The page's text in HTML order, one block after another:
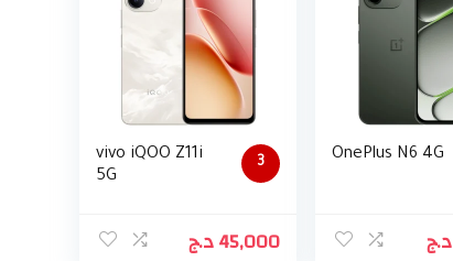
3
vivo iQOO Z11i
5G
45,000د.ج
OnePlus N6 4G
د.ج